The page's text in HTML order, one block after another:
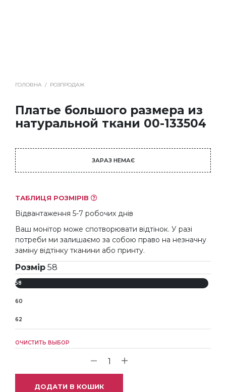
ГОЛОВНА / РОЗПРОДАЖ
Платье большого размера из
натуральной ткани 00-133504
ЗАРАЗ НЕМАЄ
ТАБЛИЦЯ РОЗМІРІВ
Відвантаження 5-7 робочих днів
Ваш монітор може спотворювати відтінок. У разі
потреби ми залишаємо за собою право на незначну
заміну відтінку тканини або принту.
Розмір 58
58
60
62
ОЧИСТИТЬ ВЫБОР
ДОДАТИ В КОШИК